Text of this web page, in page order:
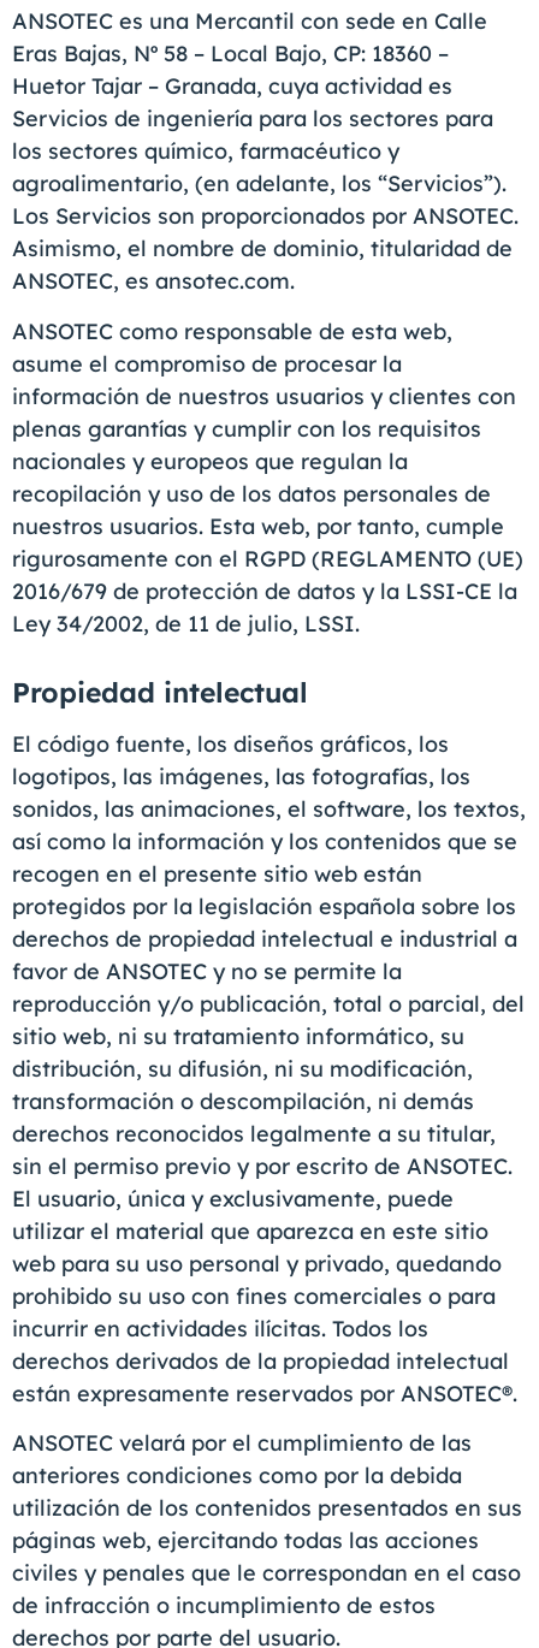
ANSOTEC es una Mercantil con sede en Calle
Eras Bajas, Nº 58 – Local Bajo, CP: 18360 –
Huetor Tajar – Granada, cuya actividad es
Servicios de ingeniería para los sectores para
los sectores químico, farmacéutico y
agroalimentario, (en adelante, los “Servicios”).
Los Servicios son proporcionados por ANSOTEC.
Asimismo, el nombre de dominio, titularidad de
ANSOTEC, es ansotec.com.
ANSOTEC como responsable de esta web,
asume el compromiso de procesar la
información de nuestros usuarios y clientes con
plenas garantías y cumplir con los requisitos
nacionales y europeos que regulan la
recopilación y uso de los datos personales de
nuestros usuarios. Esta web, por tanto, cumple
rigurosamente con el RGPD (REGLAMENTO (UE)
2016/679 de protección de datos y la LSSI-CE la
Ley 34/2002, de 11 de julio, LSSI.
Propiedad intelectual
El código fuente, los diseños gráficos, los
logotipos, las imágenes, las fotografías, los
sonidos, las animaciones, el software, los textos,
así como la información y los contenidos que se
recogen en el presente sitio web están
protegidos por la legislación española sobre los
derechos de propiedad intelectual e industrial a
favor de ANSOTEC y no se permite la
reproducción y/o publicación, total o parcial, del
sitio web, ni su tratamiento informático, su
distribución, su difusión, ni su modificación,
transformación o descompilación, ni demás
derechos reconocidos legalmente a su titular,
sin el permiso previo y por escrito de ANSOTEC.
El usuario, única y exclusivamente, puede
utilizar el material que aparezca en este sitio
web para su uso personal y privado, quedando
prohibido su uso con fines comerciales o para
incurrir en actividades ilícitas. Todos los
derechos derivados de la propiedad intelectual
están expresamente reservados por ANSOTEC®.
ANSOTEC velará por el cumplimiento de las
anteriores condiciones como por la debida
utilización de los contenidos presentados en sus
páginas web, ejercitando todas las acciones
civiles y penales que le correspondan en el caso
de infracción o incumplimiento de estos
derechos por parte del usuario.